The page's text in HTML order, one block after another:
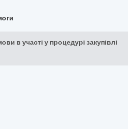
в участі у процедурі закупівлі